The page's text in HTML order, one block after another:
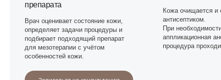
препарата
Врач оценивает состояние кожи,
определяет задачи процедуры и
подбирает подходящий препарат
для мезотерапии с учётом
особенностей кожи.
Кожа очищается и
антисептиком.
При
аппликационная
процедура
Получите консультацию
наших специалистов
Ваше имя